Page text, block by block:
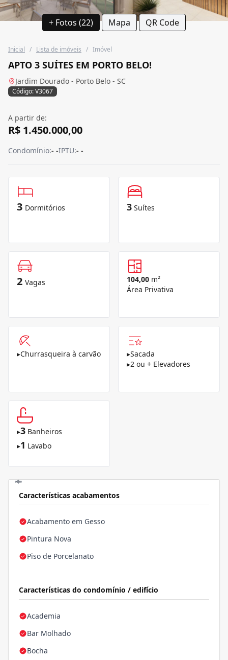
+ Fotos (22) Mapa QR Code
Inicial / Lista de imóveis / Imóvel
APTO 3 SUÍTES EM PORTO BELO!
Jardim Dourado - Porto Belo - SC
Código: V3067
A partir de:
R$ 1.450.000,00
Condomínio:- -IPTU:- -
3 Dormitórios 3 Suítes
2 Vagas 104,00 m²
Área Privativa
▸Churrasqueira à carvão ▸Sacada
▸2 ou + Elevadores
▸3 Banheiros
▸1 Lavabo
Características acabamentos
Acabamento em Gesso
Pintura Nova
Piso de Porcelanato
Características do condomínio / edifício
Academia
Bar Molhado
Bocha